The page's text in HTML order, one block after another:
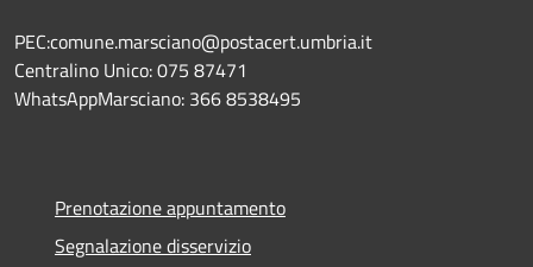
PEC:comune.marsciano@postacert.umbria.it
Centralino Unico: 075 87471
WhatsAppMarsciano: 366 8538495
Prenotazione appuntamento
Segnalazione disservizio